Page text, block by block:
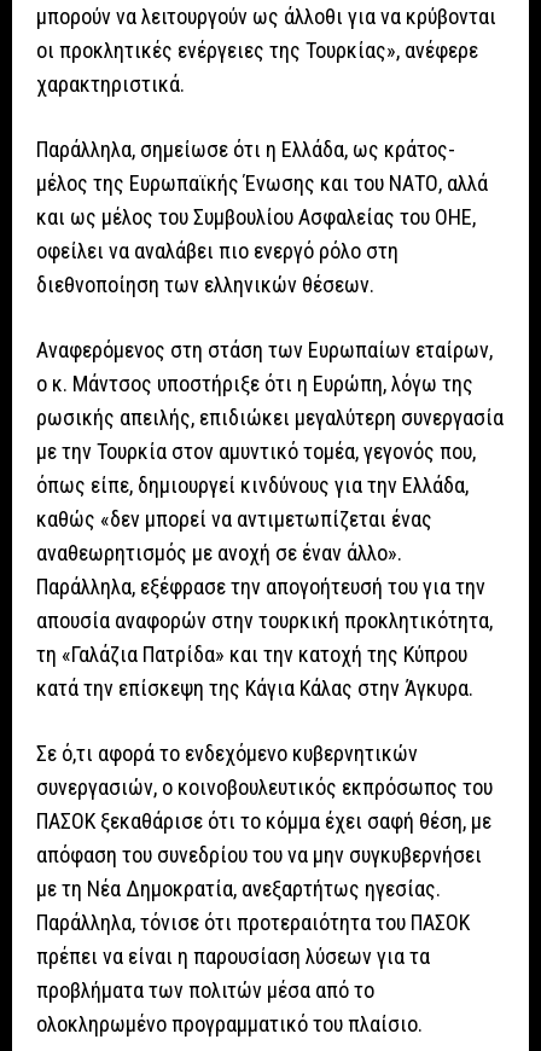
μπορούν να λειτουργούν ως άλλοθι για να κρύβονται
οι προκλητικές ενέργειες της Τουρκίας», ανέφερε
χαρακτηριστικά.
Παράλληλα, σημείωσε ότι η Ελλάδα, ως κράτος-
μέλος της Ευρωπαϊκής Ένωσης και του ΝΑΤΟ, αλλά
και ως μέλος του Συμβουλίου Ασφαλείας του ΟΗΕ,
οφείλει να αναλάβει πιο ενεργό ρόλο στη
διεθνοποίηση των ελληνικών θέσεων.
Αναφερόμενος στη στάση των Ευρωπαίων εταίρων,
ο κ. Μάντσος υποστήριξε ότι η Ευρώπη, λόγω της
ρωσικής απειλής, επιδιώκει μεγαλύτερη συνεργασία
με την Τουρκία στον αμυντικό τομέα, γεγονός που,
όπως είπε, δημιουργεί κινδύνους για την Ελλάδα,
καθώς «δεν μπορεί να αντιμετωπίζεται ένας
αναθεωρητισμός με ανοχή σε έναν άλλο».
Παράλληλα, εξέφρασε την απογοήτευσή του για την
απουσία αναφορών στην τουρκική προκλητικότητα,
τη «Γαλάζια Πατρίδα» και την κατοχή της Κύπρου
κατά την επίσκεψη της Κάγια Κάλας στην Άγκυρα.
Σε ό,τι αφορά το ενδεχόμενο κυβερνητικών
συνεργασιών, ο κοινοβουλευτικός εκπρόσωπος του
ΠΑΣΟΚ ξεκαθάρισε ότι το κόμμα έχει σαφή θέση, με
απόφαση του συνεδρίου του να μην συγκυβερνήσει
με τη Νέα Δημοκρατία, ανεξαρτήτως ηγεσίας.
Παράλληλα, τόνισε ότι προτεραιότητα του ΠΑΣΟΚ
πρέπει να είναι η παρουσίαση λύσεων για τα
προβλήματα των πολιτών μέσα από το
ολοκληρωμένο προγραμματικό του πλαίσιο.